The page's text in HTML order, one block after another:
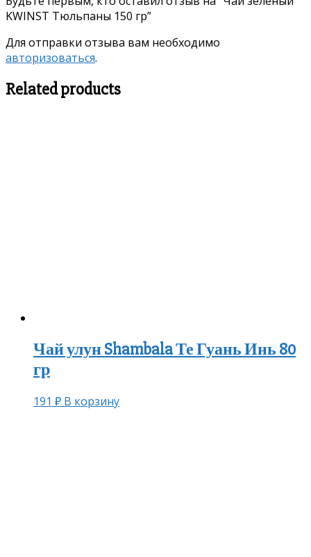
KWINST Тюльпаны 150 гр”
Для отправки отзыва вам необходимо
авторизоваться.
Related products
Чай улун Shambala Те Гуань Инь 80
гр
191 ₽ В корзину